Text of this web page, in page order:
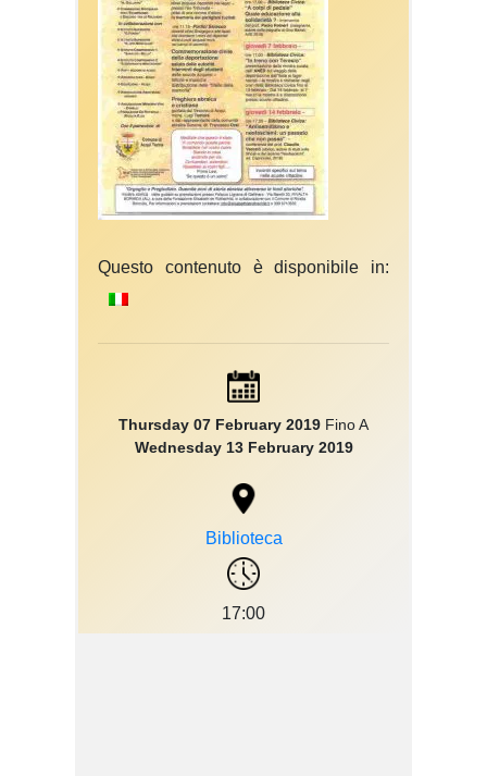
Questo contenuto è disponibile in:
Thursday 07 February 2019 Fino A
Wednesday 13 February 2019
Biblioteca
17:00